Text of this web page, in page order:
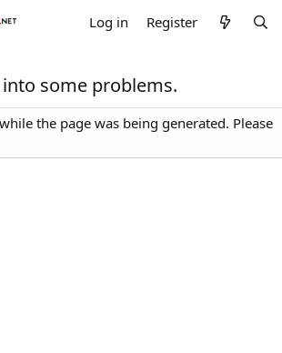
Log in Register
some problems.
the page was being generated. Please